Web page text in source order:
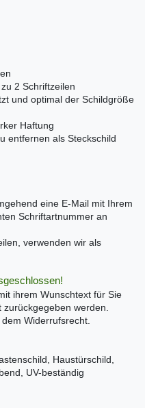
2 Schriftzeilen
und optimal der Schildgröße
Haftung
entfernen als Steckschild
eine E-Mail mit Ihrem
Schriftartnummer an
verwenden wir als
ihrem Wunschtext für Sie
werden.
Widerrufsrecht.
Haustürschild,
UV-beständig